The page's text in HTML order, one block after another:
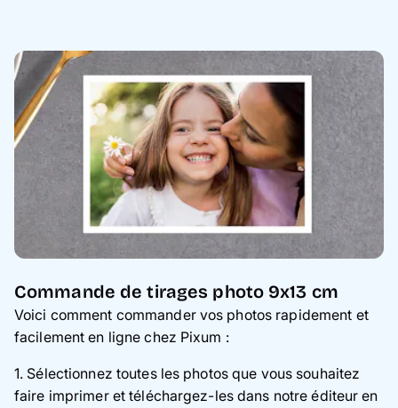
Commande de tirages photo 9x13 cm
Voici comment commander vos photos rapidement et
facilement en ligne chez Pixum :
1. Sélectionnez toutes les photos que vous souhaitez
faire imprimer et téléchargez-les dans notre éditeur en